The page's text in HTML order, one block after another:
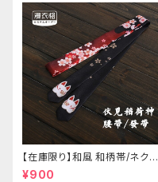
【在庫限り】和風 和柄帯/ネクタ
イ/リボン（狐面/金魚
¥900